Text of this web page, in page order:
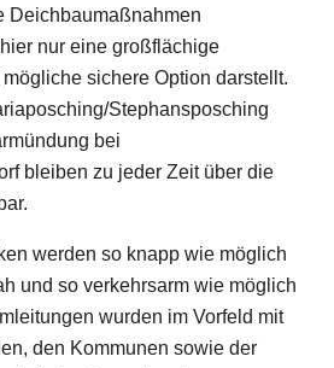
Deichbaumaßnahmen
nur eine großflächige
sichere Option darstellt.
Stephansposching
bei
bleiben zu jeder Zeit über die
werden so knapp wie möglich
und so verkehrsarm wie möglich
wurden im Vorfeld mit
den Kommunen sowie der